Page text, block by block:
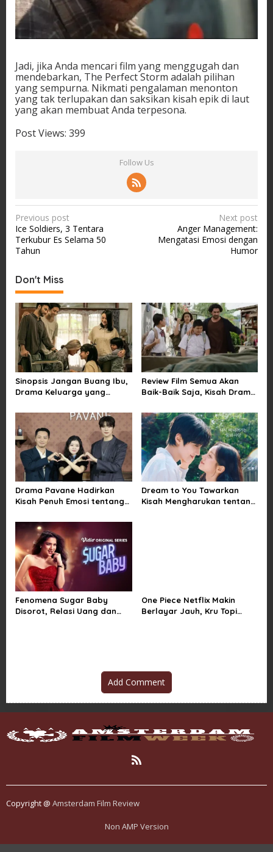
Jadi, jika Anda mencari film yang menggugah dan
mendebarkan, The Perfect Storm adalah pilihan
yang sempurna. Nikmati pengalaman menonton
yang tak terlupakan dan saksikan kisah epik di laut
yang akan membuat Anda terpesona.
Post Views: 399
Follow Us
P
o
s
n
a
v
i
g
a
t
o
n
Previous post
Ice Soldiers, 3 Tentara
Terkubur Es Selama 50
Tahun
Next post
Anger Management:
Mengatasi Emosi dengan
Humor
Don't Miss
Sinopsis Jangan Buang Ibu,
Drama Keluarga yang
Sayang dan Bakti kepada
Orang Tua
Review Film Semua Akan
Baik-Baik Saja, Kisah Drama
tentang Kehilangan dan
Harapan
Drama Pavane Hadirkan
Kisah Penuh Emosi tentang
Kesempatan Memulai
Kembali
Dream to You Tawarkan
Kisah Mengharukan tentang
Fenomena Sugar Baby
Disorot, Relasi Uang dan
One Piece Netflix Makin
Berlayar Jauh, Kru Topi
Add Comment
Copyright @ Amsterdam Film Review
Non AMP Version